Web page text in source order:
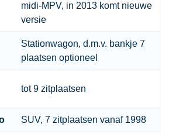
midi-MPV, in 2013 komt nieuwe
versie
Stationwagon, d.m.v. bankje 7
plaatsen optioneel
tot 9 zitplaatsen
SUV, 7 zitplaatsen vanaf 1998